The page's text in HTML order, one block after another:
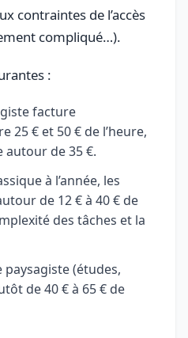
contraintes de l’accès
compliqué…).
:
facture
25 € et 50 € de l’heure,
autour de 35 €.
à l’année, les
de 12 € à 40 € de
des tâches et la
(études,
de 40 € à 65 € de